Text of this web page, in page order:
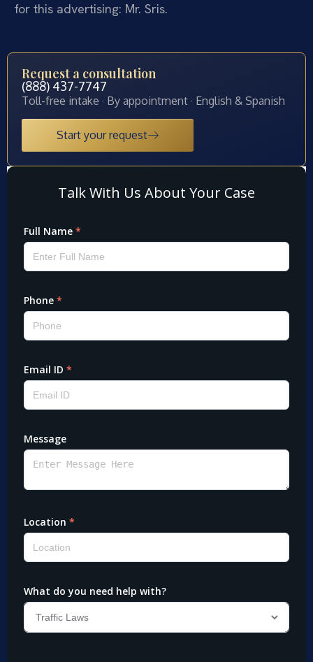
for this advertising: Mr. Sris.
Request a consultation
(888) 437-7747
Toll-free intake · By appointment · English & Spanish
Start your request